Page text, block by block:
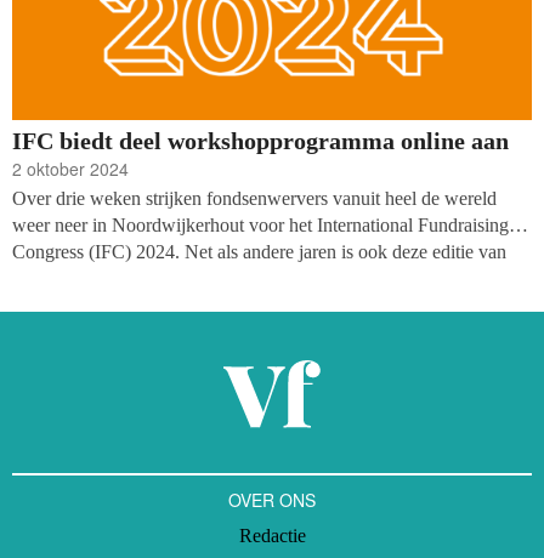
IFC biedt deel workshopprogramma online aan
2 oktober 2024
Over drie weken strijken fondsenwervers vanuit heel de wereld
weer neer in Noordwijkerhout voor het International Fundraising
Congress (IFC) 2024. Net als andere jaren is ook deze editie van
OVER ONS
Redactie